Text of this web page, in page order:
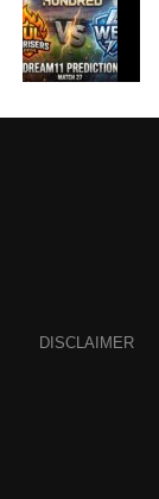
DISCLAIMER